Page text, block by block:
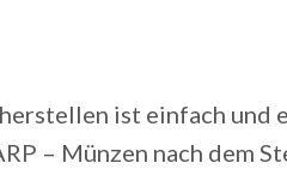
ist einfach
– Münzen nach dem